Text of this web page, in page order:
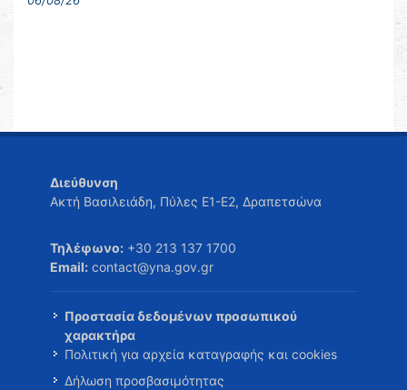
Διεύθυνση
Ακτή Βασιλειάδη, Πύλες Ε1-Ε2, Δραπετσώνα
Τηλέφωνο: +30 213 137 1700
Email: contact@yna.gov.gr
Προστασία δεδομένων προσωπικού
χαρακτήρα
Πολιτική για αρχεία καταγραφής και cookies
Δήλωση προσβασιμότητας